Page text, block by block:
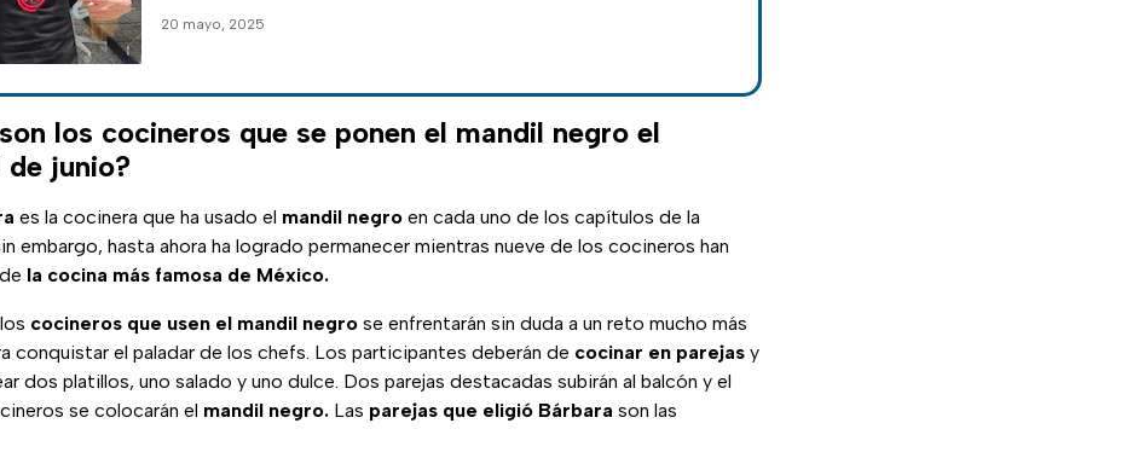
20 mayo, 2025
los cocineros que se ponen el mandil negro el
de junio?
es la cocinera que ha usado el mandil negro en cada uno de los capítulos de la
embargo, hasta ahora ha logrado permanecer mientras nueve de los cocineros han
la cocina más famosa de México.
cocineros que usen el mandil negro se enfrentarán sin duda a un reto mucho más
conquistar el paladar de los chefs. Los participantes deberán de cocinar en parejas y
dos platillos, uno salado y uno dulce. Dos parejas destacadas subirán al balcón y el
se colocarán el mandil negro. Las parejas que eligió Bárbara son las